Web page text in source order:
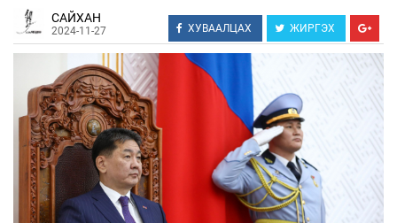
САЙХАН
2024-11-27 ХУВААЛЦАХ ЖИРГЭХ